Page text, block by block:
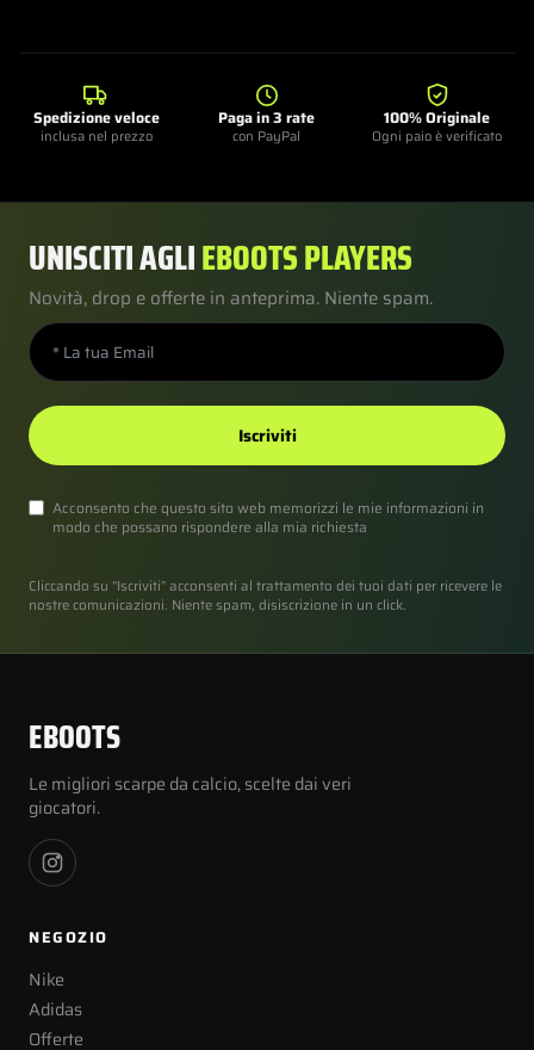
Spedizione veloce
inclusa nel prezzo
Paga in 3 rate
con PayPal
100% Originale
Ogni paio è verificato
UNISCITI AGLIEBOOTS PLAYERS
Novità, drop e offerte in anteprima. Niente spam.
Iscriviti
Acconsento che questo sito web memorizzi le mie informazioni in
modo che possano rispondere alla mia richiesta
Cliccando su “Iscriviti” acconsenti al trattamento dei tuoi dati per ricevere le
nostre comunicazioni. Niente spam, disiscrizione in un click.
EBOOTS
Le migliori scarpe da calcio, scelte dai veri
giocatori.
NEGOZIO
Nike
Adidas
Offerte